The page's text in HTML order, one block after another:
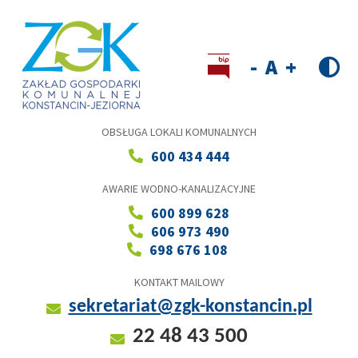
OBSŁUGA LOKALI KOMUNALNYCH
600 434 444
AWARIE WODNO-KANALIZACYJNE
600 899 628
606 973 490
698 676 108
KONTAKT MAILOWY
sekretariat@zgk-konstancin.pl
22 48 43 500
size